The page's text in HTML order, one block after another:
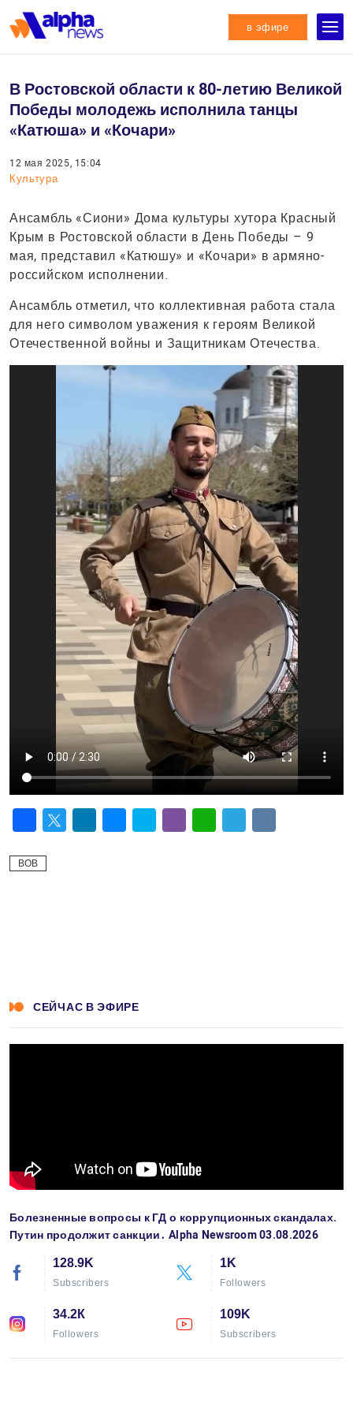
в эфире
В Ростовской области к 80-летию Великой
Победы молодежь исполнила танцы
«Катюша» и «Кочари»
12 мая 2025, 15:04
Культура
Ансамбль «Сиони» Дома культуры хутора Красный
Крым в Ростовской области в День Победы – 9
мая, представил «Катюшу» и «Кочари» в армяно-
российском исполнении.
Ансамбль отметил, что коллективная работа стала
для него символом уважения к героям Великой
Отечественной войны и Защитникам Отечества.
ВОВ
СЕЙЧАС В ЭФИРЕ
Болезненные вопросы к ГД о коррупционных скандалах.
Путин продолжит санкции․ Alpha Newsroom 03.08.2026
128.9K
Subscribers
1K
Followers
34.2К
Followers
109K
Subscribers